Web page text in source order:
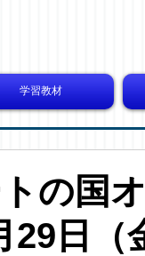
学習教材
の国
日（